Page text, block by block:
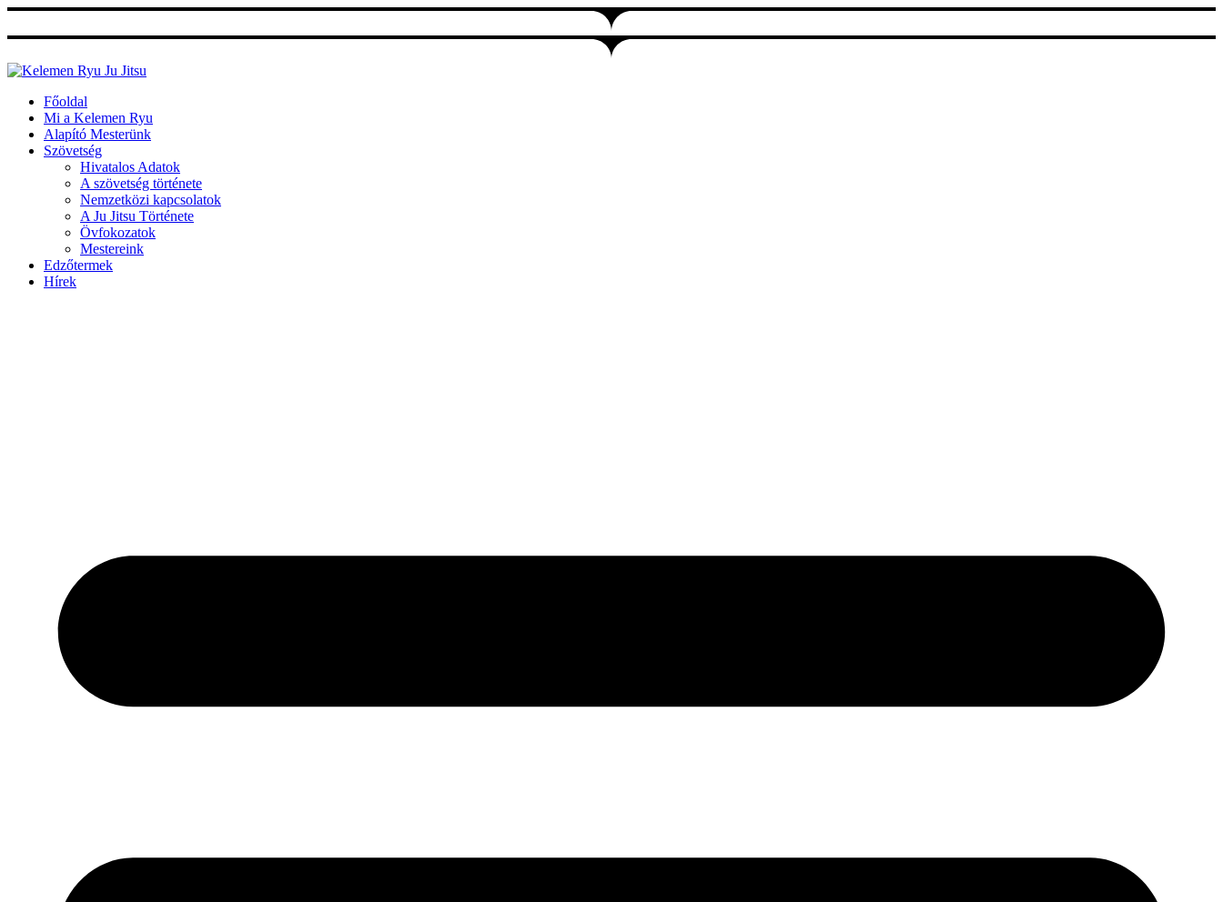
Ugrás
Főoldal
Mi a Kelemen Ryu
Alapító Mesterünk
Szövetség
Hivatalos Adatok
A szövetség története
Nemzetközi kapcsolatok
A Ju Jitsu Története
Övfokozatok
Mestereink
Edzőtermek
Hírek